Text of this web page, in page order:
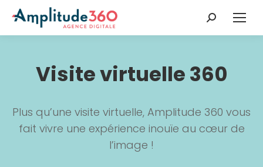
Recherche
:
Visite virtuelle 360
Plus qu’une visite virtuelle, Amplitude 360 vous
fait vivre une expérience inouïe au cœur de
l’image !